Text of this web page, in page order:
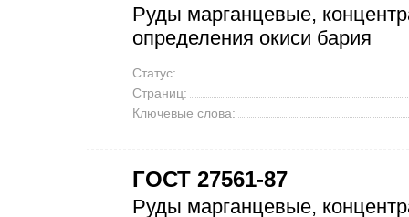
Руды марганцевые,
определения окиси бария
Статус:
Страниц:
Ключевые слова:
ГОСТ 27561-87
Руды марганцевые,